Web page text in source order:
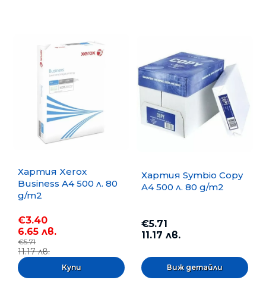
Хартия Xerox
Business A4 500 л. 80
g/m2
€3.40
6.65 лв.
€5.71
11.17 лв.
Хартия Symbio Copy
A4 500 л. 80 g/m2
€5.71
11.17 лв.
Виж детайли